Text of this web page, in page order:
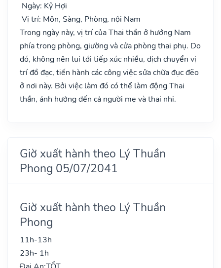
Ngày: Kỷ Hợi
Vị trí: Môn, Sàng, Phòng, nội Nam
Trong ngày này, vị trí của Thai thần ở hướng Nam
phía trong phòng, giường và cửa phòng thai phụ. Do
đó, không nên lui tới tiếp xúc nhiều, dịch chuyển vị
trí đồ đạc, tiến hành các công việc sửa chữa đục đẽo
ở nơi này. Bởi việc làm đó có thể làm động Thai
thần, ảnh hưởng đến cả người mẹ và thai nhi.
Giờ xuất hành theo Lý Thuần
Phong 05/07/2041
Giờ xuất hành theo Lý Thuần
Phong
11h-13h
23h- 1h